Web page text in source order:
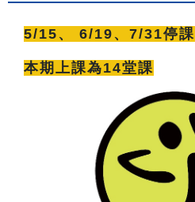
5/15、 6/19、7/31停課
本期上課為14堂課